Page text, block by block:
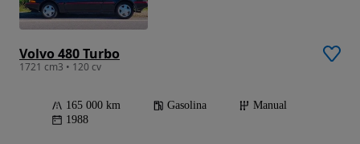
Volvo 480 Turbo
1721 cm3 • 120 cv
165 000 km Gasolina
Manual
1988